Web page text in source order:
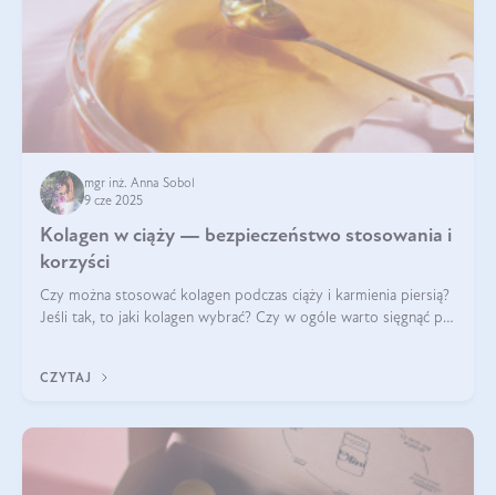
mgr inż. Anna Sobol
9 cze 2025
Kolagen w ciąży — bezpieczeństwo stosowania i
korzyści
Czy można stosować kolagen podczas ciąży i karmienia piersią?
Jeśli tak, to jaki kolagen wybrać? Czy w ogóle warto sięgnąć po
CZYTAJ